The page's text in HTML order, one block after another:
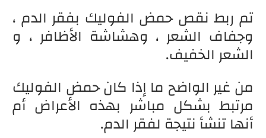
تم ربط نقص حمض الفوليك بفقر الدم ،
وجفاف الشعر ، وهشاشة الأظافر ، و
الشعر الخفيف.
من غير الواضح ما إذا كان حمض الفوليك
مرتبط بشكل مباشر بهذه الأعراض أم
أنها تنشأ نتيجة لفقر الدم.